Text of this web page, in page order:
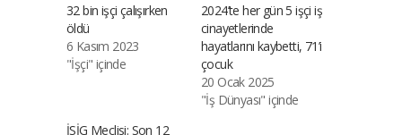
32 bin işçi çalışırken
öldü
6 Kasım 2023
"İşçi" içinde
2024’te her gün 5 işçi iş
cinayetlerinde
hayatlarını kaybetti, 71’i
çocuk
20 Ocak 2025
"İş Dünyası" içinde
İSİG Meclisi: Son 12